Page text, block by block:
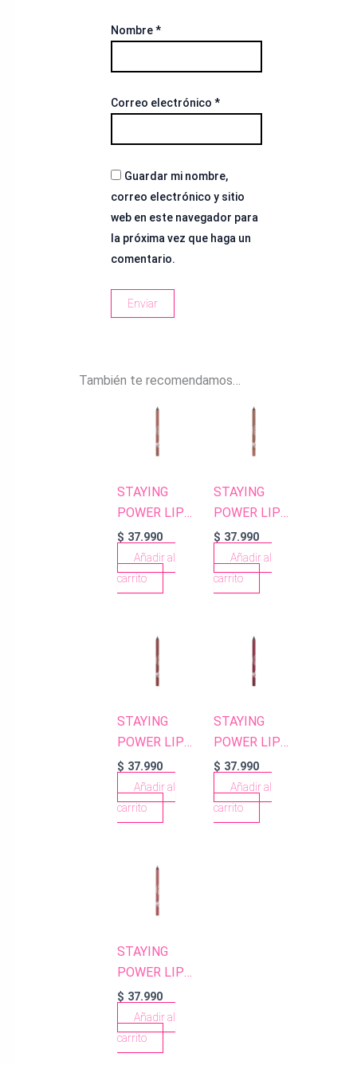
Nombre*
Correo electrónico *
Guardar mi nombre,
correo electrónico y sitio
web en este navegador para
la próxima vez que haga un
comentario.
También te recomendamos…
STAYING
POWER LIP
PENCIL 51
PINKY BEIGE
$ 37.990
Añadir al
carrito
STAYING
POWER LIP
PENCIL 52
CARAMEL
NUDE
$ 37.990
Añadir al
carrito
STAYING
POWER LIP
PENCIL 54
SPICY
TERRACOTTA
$ 37.990
Añadir al
carrito
STAYING
POWER LIP
PENCIL 58
CHERRY
$ 37.990
Añadir al
carrito
STAYING
POWER LIP
PENCIL 53
PEACHY
NUDE
$ 37.990
Añadir al
carrito